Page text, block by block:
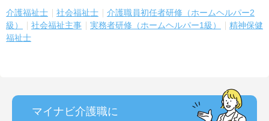
介護福祉士 社会福祉士
介護職員初任者研修（ホームヘルパー2
級）
社会福祉主事 実務者研修（ホームヘルパー1級）
精神保健
福祉士
マイナビ介護職に